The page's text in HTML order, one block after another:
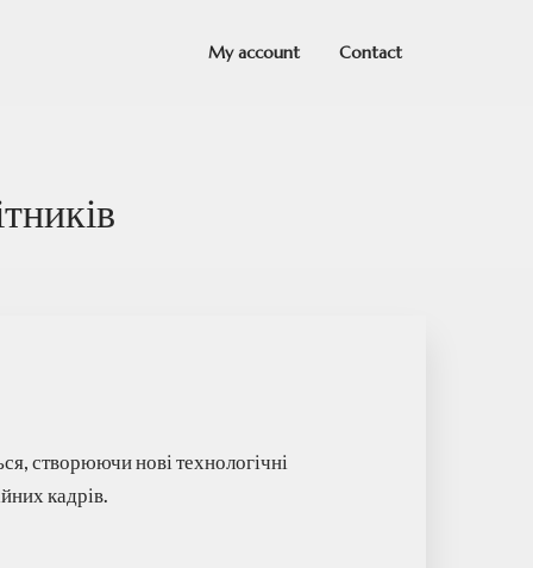
My account Contact
створюючи нові технологічні
кадрів.